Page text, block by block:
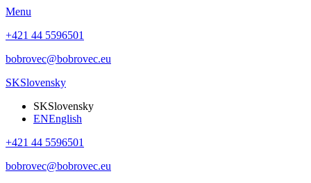
Menu
+421 44 5596501
bobrovec@bobrovec.eu
SKSlovensky
SKSlovensky
ENEnglish
+421 44 5596501
bobrovec@bobrovec.eu